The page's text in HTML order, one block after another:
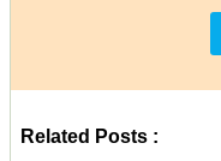
Related Posts :